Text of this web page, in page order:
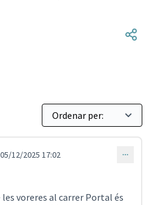
05/12/2025 17:02
voreres al carrer Portal és